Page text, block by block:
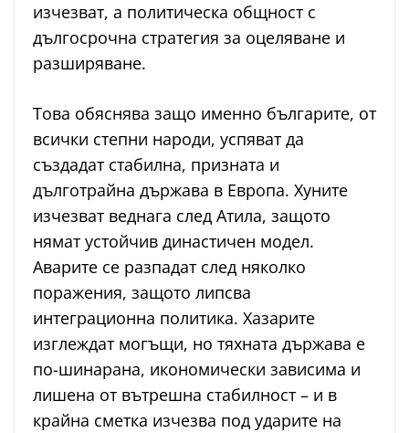
изчезват, а политическа общност с
дългосрочна стратегия за оцеляване и
разширяване.
Това обяснява защо именно българите, от
всички степни народи, успяват да
създадат стабилна, призната и
дълготрайна държава в Европа. Хуните
изчезват веднага след Атила, защото
нямат устойчив династичен модел.
Аварите се разпадат след няколко
поражения, защото липсва
интеграционна политика. Хазарите
изглеждат могъщи, но тяхната държава е
по-шинарана, икономически зависима и
лишена от вътрешна стабилност – и в
крайна сметка изчезва под ударите на